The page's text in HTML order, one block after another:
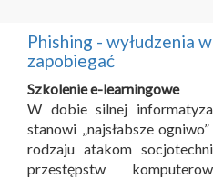
Phishing - wyłudzenia
zapobiegać
Szkolenie e-learningowe
W dobie silnej
stanowi „najsłabsze
rodzaju atakom
przestępstw